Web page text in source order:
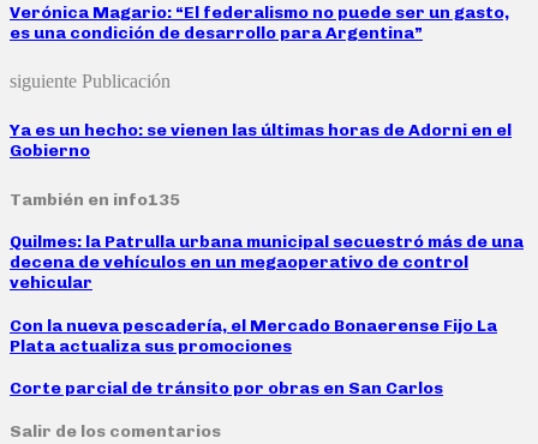
Verónica Magario: “El federalismo no puede ser un gasto,
es una condición de desarrollo para Argentina”
siguiente Publicación
Ya es un hecho: se vienen las últimas horas de Adorni en el
Gobierno
También en info135
Quilmes: la Patrulla urbana municipal secuestró más de una
decena de vehículos en un megaoperativo de control
vehicular
Con la nueva pescadería, el Mercado Bonaerense Fijo La
Plata actualiza sus promociones
Corte parcial de tránsito por obras en San Carlos
Salir de los comentarios